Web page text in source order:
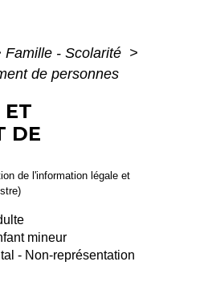
Famille - Scolarité >
de personnes
ET
DE
de l'information légale et
mineur
- Non-représentation